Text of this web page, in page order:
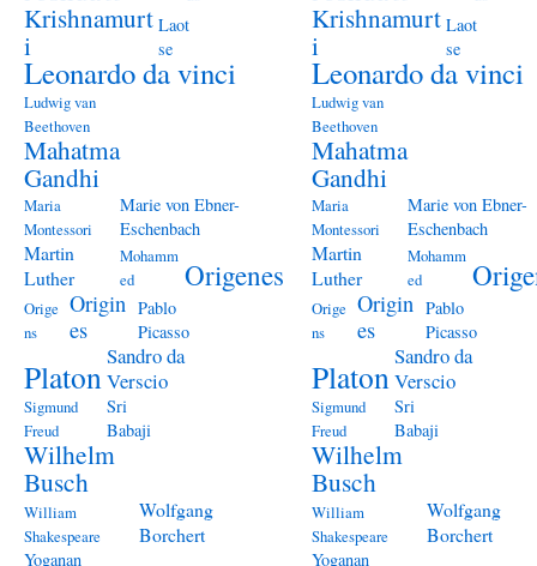
Krishnamurt
i
Laot
se
Leonardo da vinci
Ludwig van
Beethoven
Mahatma
Gandhi
Maria
Montessori
Marie von Ebner-
Eschenbach
Martin
Luther
Mohamm
ed
Origenes
Orige
ns
Origin
es
Pablo
Picasso
Platon
Sandro da
Verscio
Sigmund
Freud
Sri
Babaji
Wilhelm
Busch
William
Shakespeare
Wolfgang
Borchert
Yoganan
Krishnamurt
i
Laot
se
Leonardo da vinci
Ludwig van
Beethoven
Mahatma
Gandhi
Maria
Montessori
Marie von Ebner-
Eschenbach
Martin
Luther
Mohamm
ed
Orige
ns
Origin
es
Pablo
Picasso
Platon
Sandro da
Verscio
Sigmund
Freud
Sri
Babaji
Wilhelm
Busch
William
Shakespeare
Wolfgang
Borchert
Yoganan